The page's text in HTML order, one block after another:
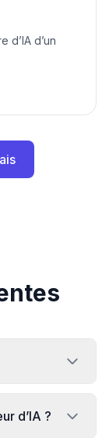
d’IA d’un
d’IA ?